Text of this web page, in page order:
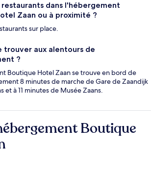
dans l'hébergement
Zaan ou à proximité ?
sur place.
trouver aux alentours de
?
Boutique Hotel Zaan se trouve en bord de
8 minutes de marche de Gare de Zaandijk
et à 11 minutes de Musée Zaans.
Boutique